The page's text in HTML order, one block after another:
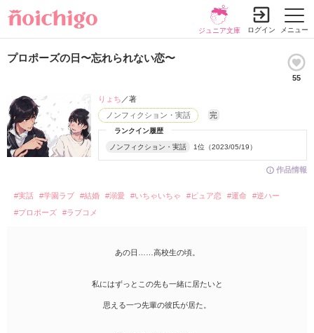
メニュー
ジュニア文庫 ログイン
プロポーズの日〜忘れられない恋〜
55
作品情報
ランクイン履歴
ノンフィクション・実話 1位（2023/05/19）
ノンフィクション・実話 完
りょち ／著
#実話 #学園ラブ #結婚 #溺愛 #いちゃいちゃ #ピュア恋 #運命
#逆ハー
#プロポーズ
#ラブコメ
あの日……高校生の頃。
私にはずっとこの先も一緒に居たいと
思える一つ先輩の彼氏が居た。